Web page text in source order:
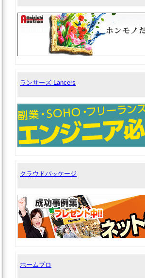
ランサーズ Lancers
クラウドパッケージ
ホームプロ